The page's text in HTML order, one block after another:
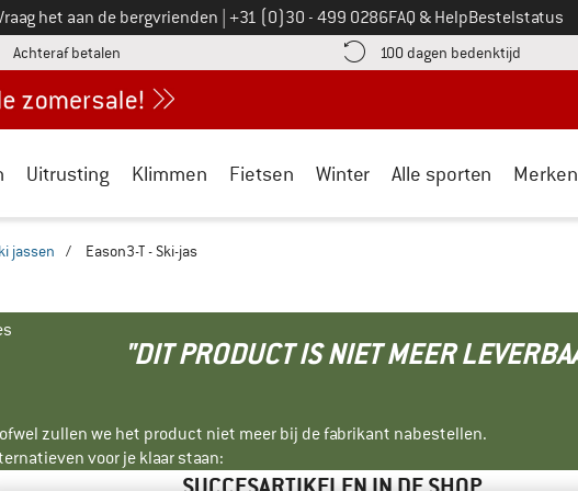
het aan de bergvrienden Bel ons op
+31 (0)30 - 499 0286FAQ & HelpBestelstatus
Achteraf betalen vind de betalingsinformatie hier! Opent in een infovak
100 dagen bedenktijd Vind
Uitrusting Klimmen Fietsen Winter Alle sporten Merken
jassen / Eason3-T - Ski-jas
"DIT PRODUCT IS NIET MEER
zullen we het product niet meer bij de fabrikant nabestellen.
voor je klaar staan: